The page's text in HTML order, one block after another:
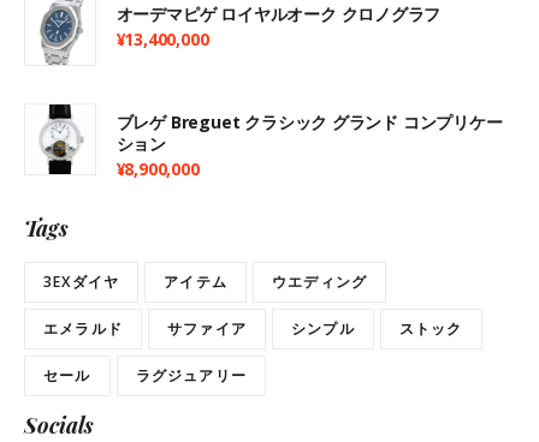
オーデマピゲ ロイヤルオーク クロノグラフ
¥13,400,000
ブレゲ Breguet クラシック グランド コンプリケー
ション
¥8,900,000
Tags
3EXダイヤ アイテム ウエディング
エメラルド サファイア シンプル ストック
セール ラグジュアリー
Socials